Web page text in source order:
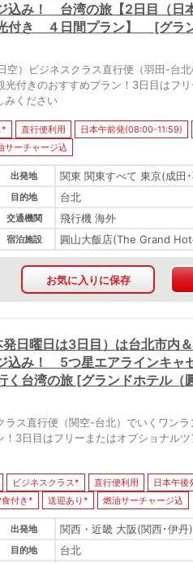
込み！ 台湾の旅【2日目（日
付き ４日間プラン】 [グラ
）ビジネスクラス直行便（羽田-台北
付きのおすすめプラン！3日目はフ
みください
* 直行便利用 日本午前発(08:00-11:59)
サーチャージ込
出発地 関東 関東すべて 東京(成田
目的地 台北
交通機関 飛行機 海外
宿泊施設 圓山大飯店(The Grand
お気に入りに保存
日曜日は3日目）は台北市内
込み！ 5つ星エアラインキャ
く台湾の旅 [グランドホテル（
ス直行便（関空-台北）でいくワン
！3日目はフリーまたはオプショナル
ビジネスクラス* 直行便利用
日本午後
食付き* 送迎あり* 燃油サーチャージ込
出発地 関西・近畿 大阪(関西･伊丹
目的地 台北